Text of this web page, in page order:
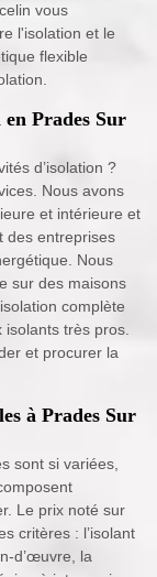
vous
l'isolation et le
flexible
Prades Sur
d’isolation ?
Nous avons
et intérieure et
des entreprises
Nous
sur des maisons
complète
très pros.
et procurer la
à Prades Sur
sont si variées,
Le prix noté sur
critères : l’isolant
d’œuvre, la